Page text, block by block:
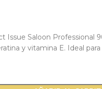
Issue Saloon Professional
y vitamina E. Ideal